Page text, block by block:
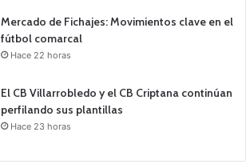
Mercado de Fichajes: Movimientos clave en el
fútbol comarcal
Hace 22 horas
El CB Villarrobledo y el CB Criptana continúan
perfilando sus plantillas
Hace 23 horas